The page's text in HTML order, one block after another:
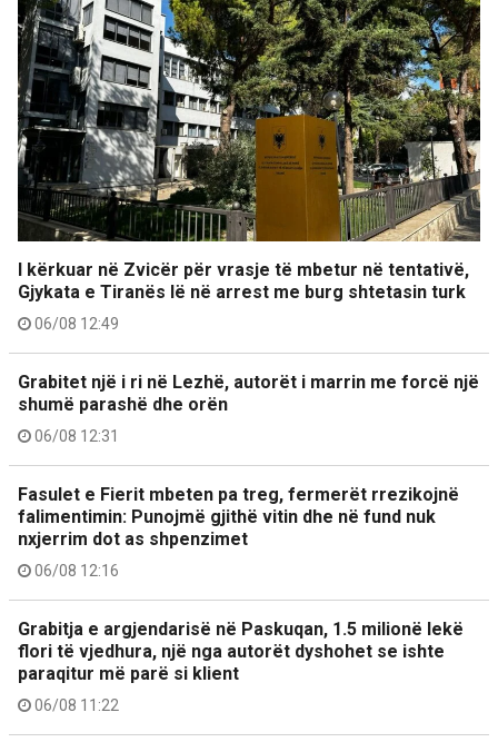
I kërkuar në Zvicër për vrasje të mbetur në tentativë,
Gjykata e Tiranës lë në arrest me burg shtetasin turk
06/08 12:49
Grabitet një i ri në Lezhë, autorët i marrin me forcë një
shumë parashë dhe orën
06/08 12:31
Fasulet e Fierit mbeten pa treg, fermerët rrezikojnë
falimentimin: Punojmë gjithë vitin dhe në fund nuk
nxjerrim dot as shpenzimet
06/08 12:16
Grabitja e argjendarisë në Paskuqan, 1.5 milionë lekë
flori të vjedhura, një nga autorët dyshohet se ishte
paraqitur më parë si klient
06/08 11:22